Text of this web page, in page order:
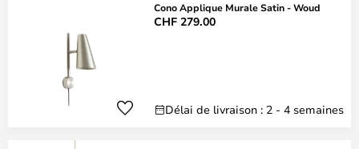
Cono Applique Murale Satin - Woud
CHF 279.00
Délai de livraison : 2 - 4 semaines